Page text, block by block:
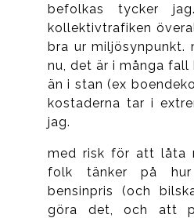
befolkas tycker
kollektivtrafiken
bra ur
nu, det är i många
än i stan (ex
kostaderna tar i
jag.
med risk för att låta
folk tänker på
bensinpris (och
göra det, och att